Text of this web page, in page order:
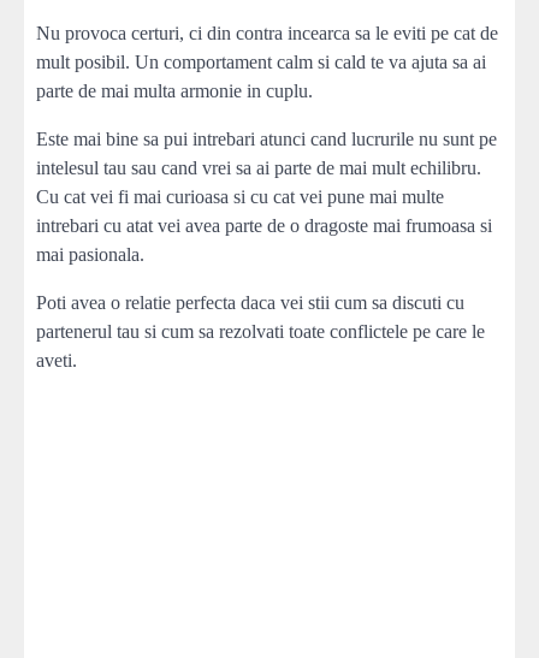
Nu provoca certuri, ci din contra incearca sa le eviti pe cat de
mult posibil. Un comportament calm si cald te va ajuta sa ai
parte de mai multa armonie in cuplu.
Este mai bine sa pui intrebari atunci cand lucrurile nu sunt pe
intelesul tau sau cand vrei sa ai parte de mai mult echilibru.
Cu cat vei fi mai curioasa si cu cat vei pune mai multe
intrebari cu atat vei avea parte de o dragoste mai frumoasa si
mai pasionala.
Poti avea o relatie perfecta daca vei stii cum sa discuti cu
partenerul tau si cum sa rezolvati toate conflictele pe care le
aveti.